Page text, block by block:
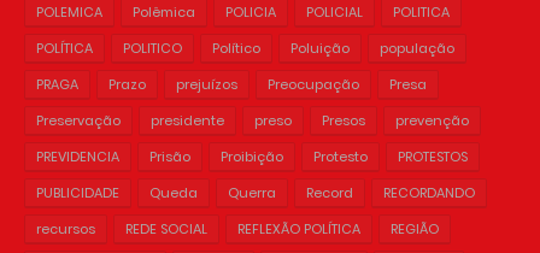
POLEMICA
Polêmica POLICIA POLICIAL
POLITICA
POLÍTICA
POLITICO Político Poluição
população
PRAGA
Prazo prejuízos Preocupação
Presa
Preservação
presidente preso Presos
prevenção
PREVIDENCIA
Prisão Proibição Protesto
PROTESTOS
PUBLICIDADE
Queda Querra Record
RECORDANDO
recursos
REDE SOCIAL REFLEXÃO POLÍTICA
REGIÃO